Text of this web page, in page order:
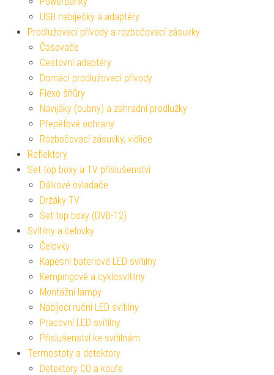
USB nabíječky a adaptéry
Prodlužovací přívody a rozbočovací zásuvky
Časovače
Cestovní adaptéry
Domácí prodlužovací přívody
Flexo šňůry
Navijáky (bubny) a zahradní prodlužky
Přepěťové ochrany
Rozbočovací zásuvky, vidlice
Reflektory
Set top boxy a TV příslušenství
Dálkové ovladače
Držáky TV
Set top boxy (DVB-T2)
Svítilny a čelovky
Čelovky
Kapesní bateriové LED svítilny
Kempingové a cyklosvítilny
Montážní lampy
Nabíjecí ruční LED svítilny
Pracovní LED svítilny
Příslušenství ke svítilnám
Termostaty a detektory
Detektory CO a kouře